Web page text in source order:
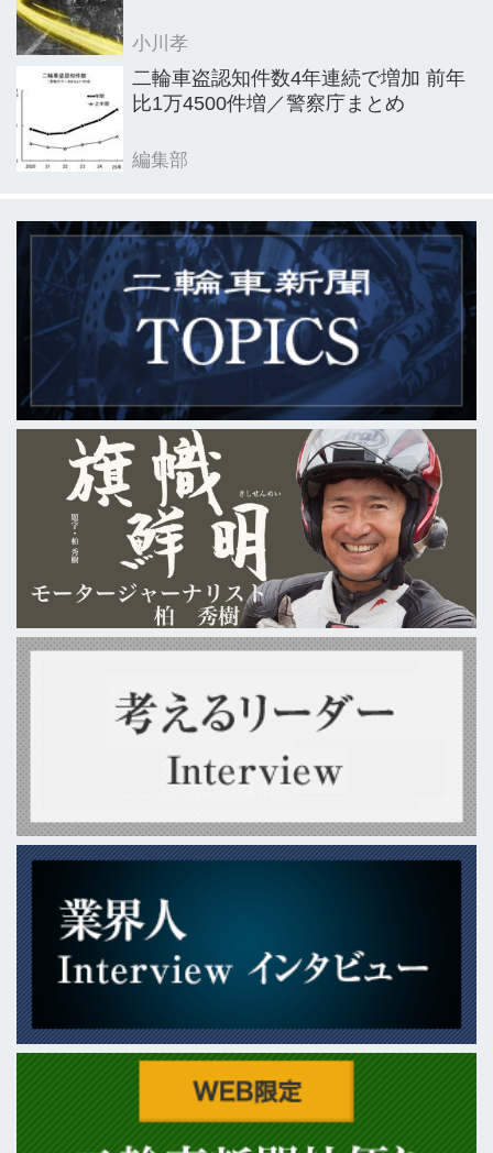
小川孝
二輪車盗認知件数4年連続で増加 前年
比1万4500件増／警察庁まとめ
編集部